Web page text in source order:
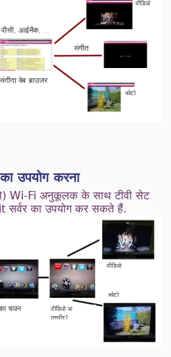
उपयोग करना
से) Wi-Fi अनुकूलक के साथ टीवी सेट
का उपयोग कर सकते हैं.